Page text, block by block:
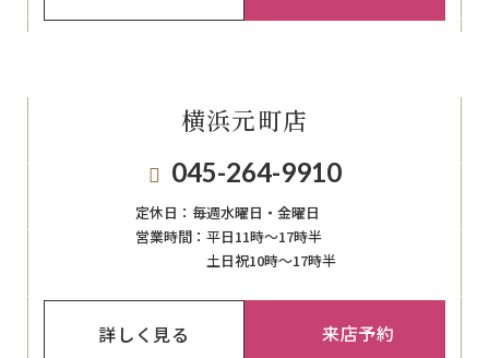
横浜元町店
045-264-9910
定休日： 毎週⽔曜⽇‧⾦曜⽇
営業時間： 平日11時～17時半
土日祝10時～17時半
詳しく見る 来店予約